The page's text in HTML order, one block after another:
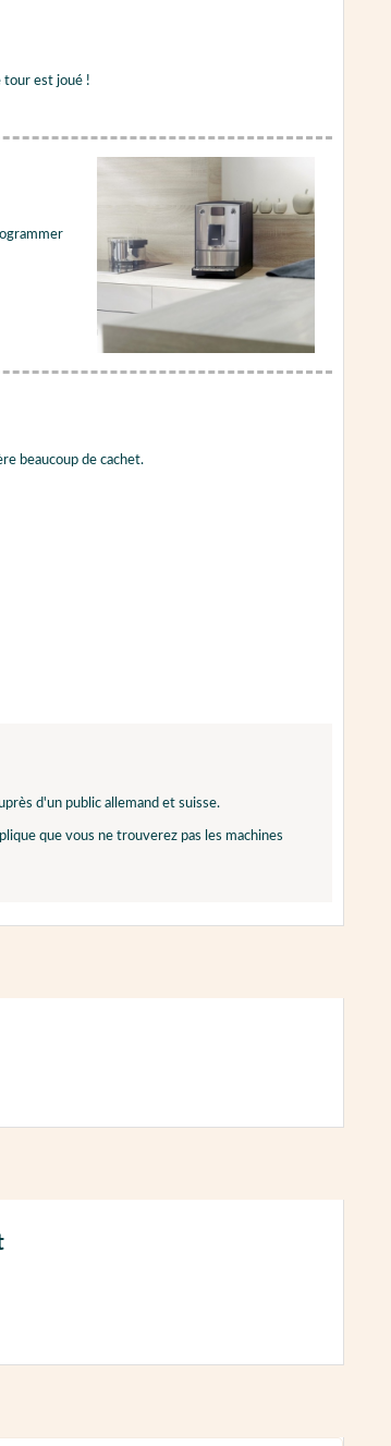
tour est joué !
beaucoup de cachet.
d'un public allemand et suisse.
que vous ne trouverez pas les machines